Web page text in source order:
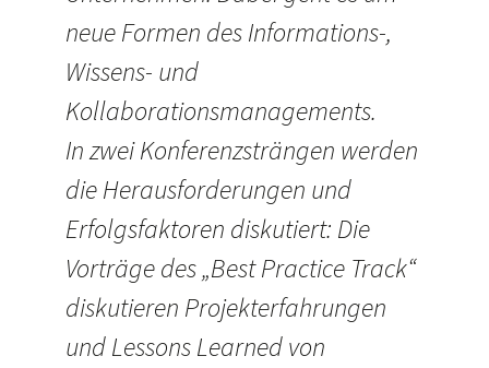
neue Formen des Informations-,
Wissens- und
Kollaborationsmanagements.
In zwei Konferenzsträngen werden
die Herausforderungen und
Erfolgsfaktoren diskutiert: Die
Vorträge des „Best Practice Track“
diskutieren Projekterfahrungen
und Lessons Learned von